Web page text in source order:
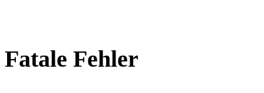
Fatale Fehler